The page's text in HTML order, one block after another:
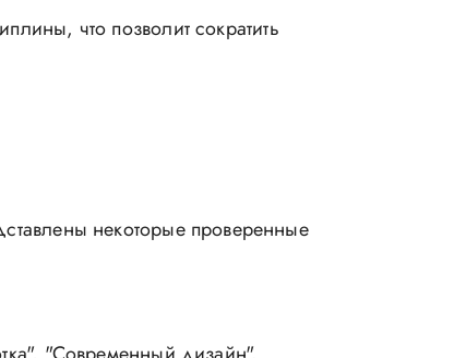
что позволит сократить
некоторые проверенные